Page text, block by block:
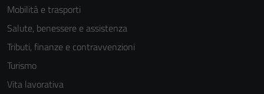
Mobilità e trasporti
Salute, benessere e assistenza
Tributi, finanze e contravvenzioni
Turismo
Vita lavorativa